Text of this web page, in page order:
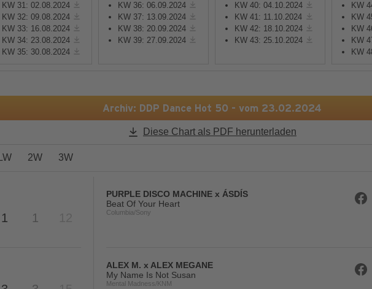
Akzeptieren
powered byUsercentrics
Akzeptieren
powered by Usercentrics
KW 31: 02.08.2024
KW 32: 09.08.2024
KW 33: 16.08.2024
KW 34: 23.08.2024
KW 35: 30.08.2024
KW 36: 06.09.2024
KW 37: 13.09.2024
KW 38: 20.09.2024
KW 39: 27.09.2024
KW 40: 04.10.2024
KW 41: 11.10.2024
KW 42: 18.10.2024
KW 43: 25.10.2024
KW
KW
KW
KW
KW
Archiv: DDP Dance Hot 50 - vom 23.02.2024
Diese Chart als PDF herunterladen
LW 2W 3W
1 1
PURPLE DISCO MACHINE x ÁSDÍS
Beat Of Your Heart
Columbia/Sony
ALEX M. x ALEX MEGANE
My Name Is Not Susan
Mental Madness/KNM